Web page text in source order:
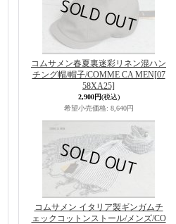
コムサメン春夏裏迷彩リネン混ハン
チング帽/帽子/COMME CA MEN[07
58XA25]
2,900円(税込)
希望小売価格: 8,640円
コムサメン イタリア製ギンガムチ
ェックコットンストール/メンズ/CO